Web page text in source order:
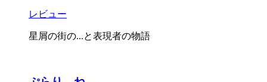
レビュー
星屑の街の...と表現者の物語